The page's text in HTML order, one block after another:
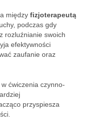
między fizjoterapeutą
podczas gdy
rozluźnianie swoich
efektywności
zaufanie oraz
ćwiczenia czynno-
przyspiesza